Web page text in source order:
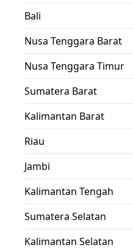
Bali
Nusa Tenggara Barat
Nusa Tenggara Timur
Sumatera Barat
Kalimantan Barat
Riau
Jambi
Kalimantan Tengah
Sumatera Selatan
Kalimantan Selatan